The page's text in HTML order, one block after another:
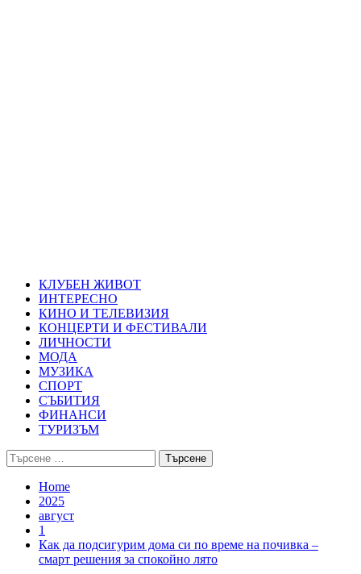
КЛУБЕН ЖИВОТ
ИНТЕРЕСНО
КИНО И ТЕЛЕВИЗИЯ
КОНЦЕРТИ И ФЕСТИВАЛИ
ЛИЧНОСТИ
МОДА
МУЗИКА
СПОРТ
СЪБИТИЯ
ФИНАНСИ
ТУРИЗЪМ
Търсене
за:
Home
2025
август
1
Как да подсигурим дома си по време на почивка –
смарт решения за спокойно лято